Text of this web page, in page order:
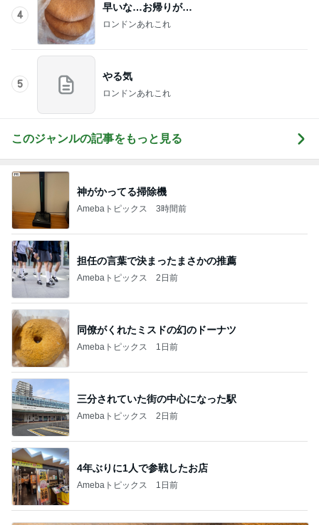
4
早いな…お帰りが…
ロンドンあれこれ
5
やる気
ロンドンあれこれ
このジャンルの記事をもっと見る
神がかってる掃除機
Amebaトピックス 3時間前
担任の言葉で決まったまさかの推薦
Amebaトピックス 2日前
同僚がくれたミスドの幻のドーナツ
Amebaトピックス 1日前
三分されていた街の中心になった駅
Amebaトピックス 2日前
4年ぶりに1人で参戦したお店
Amebaトピックス 1日前